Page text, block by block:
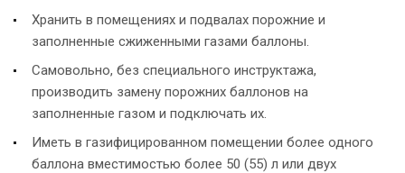
Хранить в помещениях и подвалах порожние и
заполненные сжиженными газами баллоны.
Самовольно, без специального инструктажа,
производить замену порожних баллонов на
заполненные газом и подключать их.
Иметь в газифицированном помещении более одного
баллона вместимостью более 50 (55) л или двух